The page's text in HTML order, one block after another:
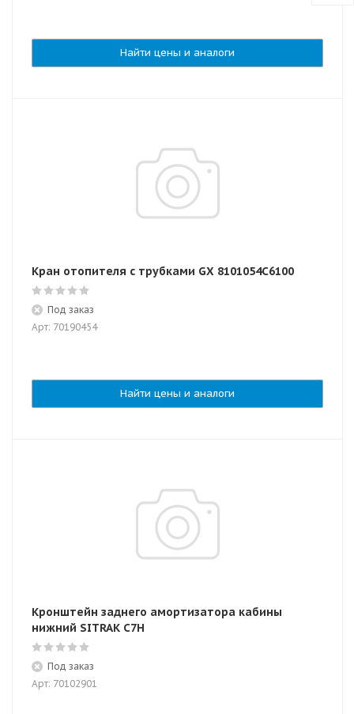
Найти цены и аналоги
Кран отопителя с трубками GX 8101054C6100
Под заказ
Арт: 70190454
Найти цены и аналоги
Кронштейн заднего амортизатора кабины
нижний SITRAK C7H
Под заказ
Арт: 70102901